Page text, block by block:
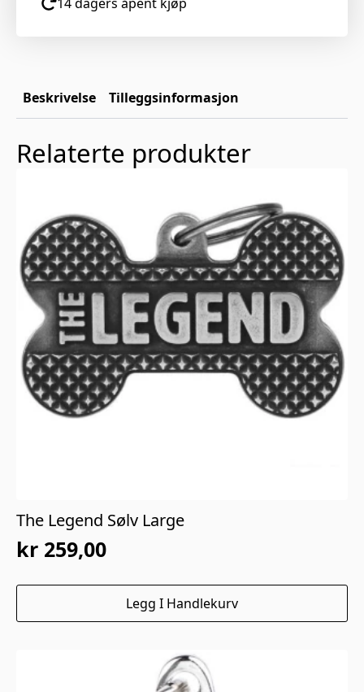
Beskrivelse Tilleggsinformasjon
Relaterte produkter
The Legend Sølv Large
kr 259,00
Legg I Handlekurv